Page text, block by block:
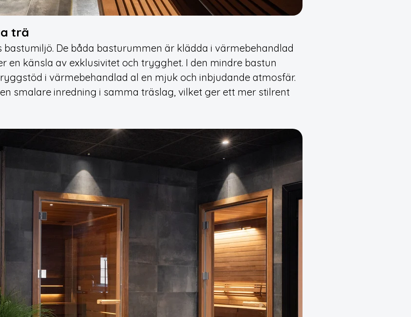
trä
bastumiljö. De båda basturummen är klädda i värmebehandlad
en känsla av exklusivitet och trygghet. I den mindre bastun
i värmebehandlad al en mjuk och inbjudande atmosfär.
smalare inredning i samma träslag, vilket ger ett mer stilrent